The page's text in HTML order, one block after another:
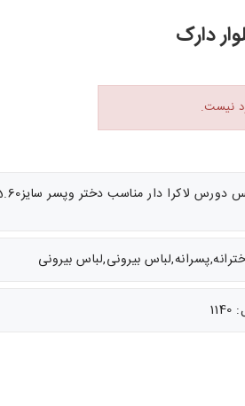
دارک
نیست.
بیرونی,لباس بیرونی